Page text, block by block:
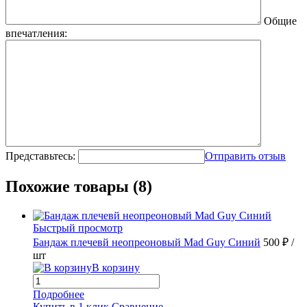
Общие
впечатления:
Представьтесь: Отправить отзыв
Похожие товары (8)
Быстрый просмотр
Бандаж плечевй неопреоновый Mad Guy Синий 500 ₽ /
шт
В корзину
Подробнее